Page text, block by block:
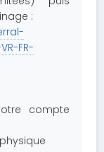
:
FR-
compte